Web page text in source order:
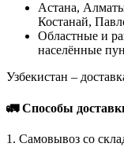
Астана,
Костанай,
Областные и
населённые
Узбекистан –
🚛 Способы
1. Самовывоз со